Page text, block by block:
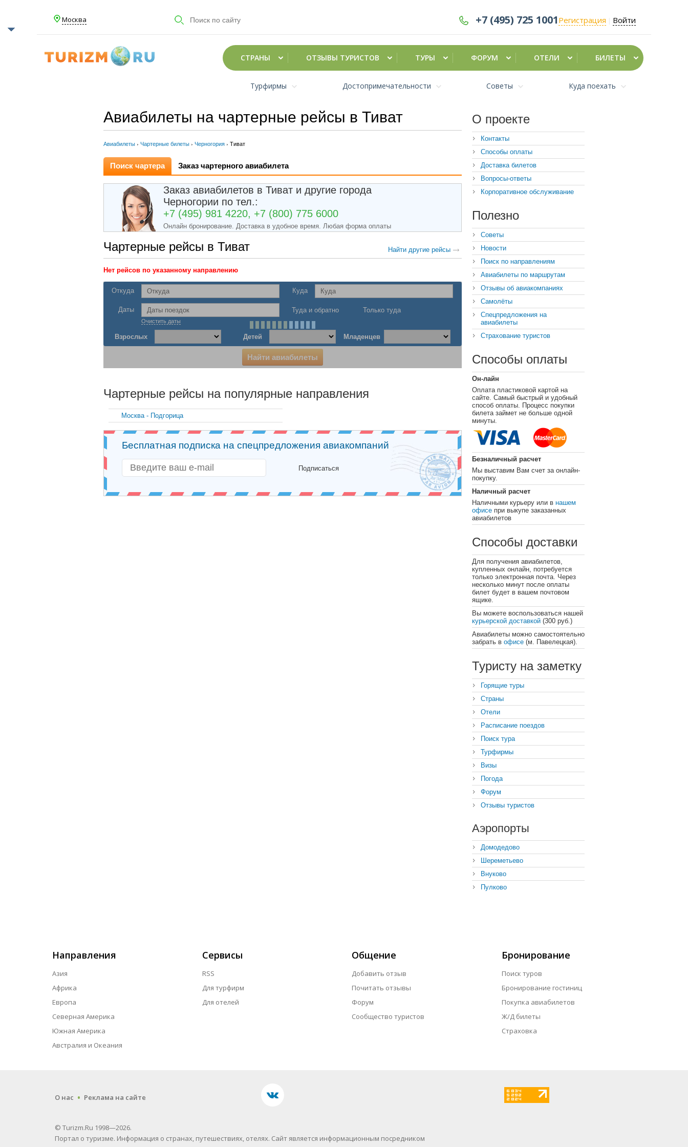
Москва +7 (495) 725 1001 Регистрация Войти
СТРАНЫ ОТЗЫВЫ ТУРИСТОВ ТУРЫ ФОРУМ ОТЕЛИ БИЛЕТЫ
Турфирмы Достопримечательности Советы Куда поехать
Авиабилеты на чартерные рейсы в Тиват
Авиабилеты › Чартерные билеты › Черногория › Тиват
Поиск чартера Заказ чартерного авиабилета
Заказ авиабилетов в Тиват и другие города
Черногории по тел.:
+7 (495) 981 4220, +7 (800) 775 6000
Онлайн бронирование. Доставка в удобное время. Любая форма оплаты
Чартерные рейсы в Тиват Найти другие рейсы
Нет рейсов по указанному направлению
Откуда Куда
Даты
Очистить даты
Туда и обратно Только туда
Взрослых Детей Младенцев
Найти авиабилеты
Чартерные рейсы на популярные направления
Москва - Подгорица
Бесплатная подписка на спецпредложения авиакомпаний
Подписаться
О проекте
Контакты
Способы оплаты
Доставка билетов
Вопросы-ответы
Корпоративное обслуживание
Полезно
Советы
Новости
Поиск по направлениям
Авиабилеты по маршрутам
Отзывы об авиакомпаниях
Самолёты
Спецпредложения на
авиабилеты
Страхование туристов
Способы оплаты
Он-лайн
Оплата пластиковой картой на
сайте. Самый быстрый и удобный
способ оплаты. Процесс покупки
билета займет не больше одной
минуты.
Безналичный расчет
Мы выставим Вам счет за онлайн-
покупку.
Наличный расчет
Наличными курьеру или в нашем
офисе при выкупе заказанных
авиабилетов
Способы доставки
Для получения авиабилетов,
купленных онлайн, потребуется
только электронная почта. Через
несколько минут после оплаты
билет будет в вашем почтовом
ящике.
Вы можете воспользоваться нашей
курьерской доставкой (300 руб.)
Авиабилеты можно самостоятельно
забрать в офисе (м. Павелецкая).
Туристу на заметку
Горящие туры
Страны
Отели
Расписание поездов
Поиск тура
Турфирмы
Визы
Погода
Форум
Отзывы туристов
Аэропорты
Домодедово
Шереметьево
Внуково
Пулково
Направления
Азия
Африка
Европа
Северная Америка
Южная Америка
Австралия и Океания
Сервисы
RSS
Для турфирм
Для отелей
Общение
Добавить отзыв
Почитать отзывы
Форум
Сообщество туристов
Бронирование
Поиск туров
Бронирование гостиниц
Покупка авиабилетов
Ж/Д билеты
Страховка
О нас . Реклама на сайте
© Turizm.Ru 1998—2026.
Портал о туризме. Информация о странах, путешествиях, отелях. Сайт является информационным посредником